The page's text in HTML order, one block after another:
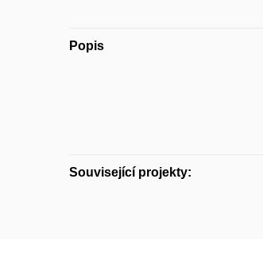
Popis
Související projekty: